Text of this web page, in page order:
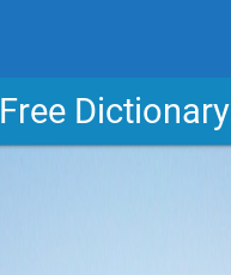
Free Dictionary